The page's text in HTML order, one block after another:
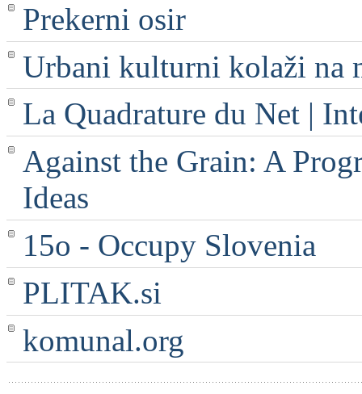
Prekerni osir
Urbani kulturni kolaži na
La Quadrature du Net |
Against the Grain: A
Ideas
15o - Occupy Slovenia
PLITAK.si
komunal.org